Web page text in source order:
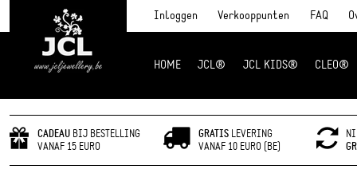
Inloggen Verkooppunten FAQ
HOME JCL® JCL KIDS® CLEO®
CADEAU BIJ BESTELLING
VANAF 15 EURO
GRATISLEVERING
VANAF 10 EURO (BE)